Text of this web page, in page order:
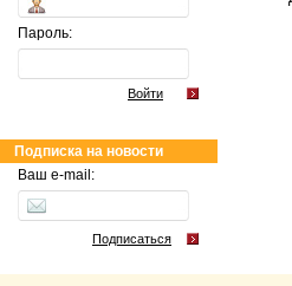
Пароль:
Войти
Подписка на новости
Ваш e-mail:
Подписаться